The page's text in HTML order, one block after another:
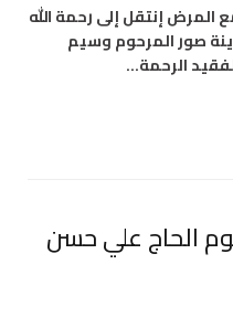
المرض إنتقل إلى رحمة الله
صور المرحوم وسيم
الرحمة…
الحاج علي حسن